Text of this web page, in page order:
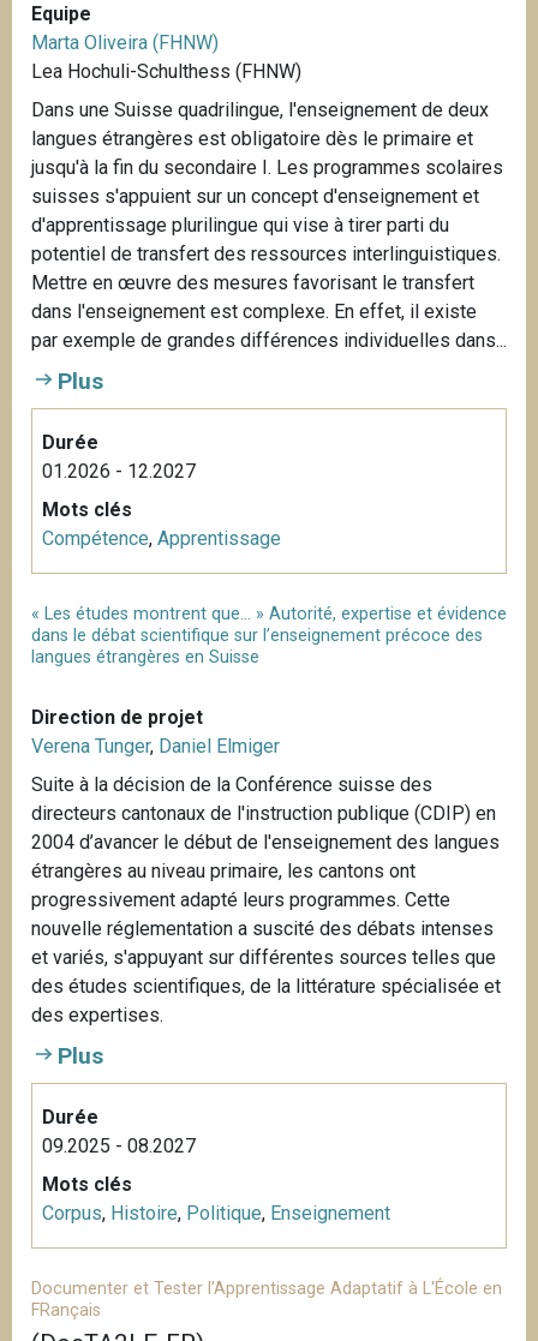
Equipe
Marta Oliveira (FHNW)
Lea Hochuli-Schulthess (FHNW)
Dans une Suisse quadrilingue, l'enseignement de deux
langues étrangères est obligatoire dès le primaire et
jusqu'à la fin du secondaire I. Les programmes scolaires
suisses s'appuient sur un concept d'enseignement et
d'apprentissage plurilingue qui vise à tirer parti du
potentiel de transfert des ressources interlinguistiques.
Mettre en œuvre des mesures favorisant le transfert
dans l'enseignement est complexe. En effet, il existe
par exemple de grandes différences individuelles dans...
Plus
Durée
01.2026 - 12.2027
Mots clés
Compétence, Apprentissage
« Les études montrent que… » Autorité, expertise et évidence
dans le débat scientifique sur l’enseignement précoce des
langues étrangères en Suisse
Direction de projet
Verena Tunger, Daniel Elmiger
Suite à la décision de la Conférence suisse des
directeurs cantonaux de l'instruction publique (CDIP) en
2004 d’avancer le début de l'enseignement des langues
étrangères au niveau primaire, les cantons ont
progressivement adapté leurs programmes. Cette
nouvelle réglementation a suscité des débats intenses
et variés, s'appuyant sur différentes sources telles que
des études scientifiques, de la littérature spécialisée et
des expertises.
Plus
Durée
09.2025 - 08.2027
Mots clés
Corpus, Histoire, Politique, Enseignement
Documenter et Tester l’Apprentissage Adaptatif à L'École en
FRançais